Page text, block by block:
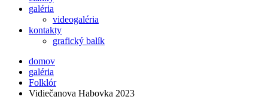
galéria
videogaléria
kontakty
grafický balík
domov
galéria
Folklór
Vidiečanova Habovka 2023